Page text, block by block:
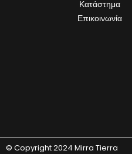
Κατάστημα
Επικοινωνία
© Copyright 2024 Mirra Tierra